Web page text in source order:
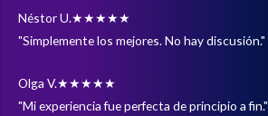
Néstor U.★★★★★
"Simplemente los mejores. No hay discusión."
Olga V.★★★★★
"Mi experiencia fue perfecta de principio a fin."